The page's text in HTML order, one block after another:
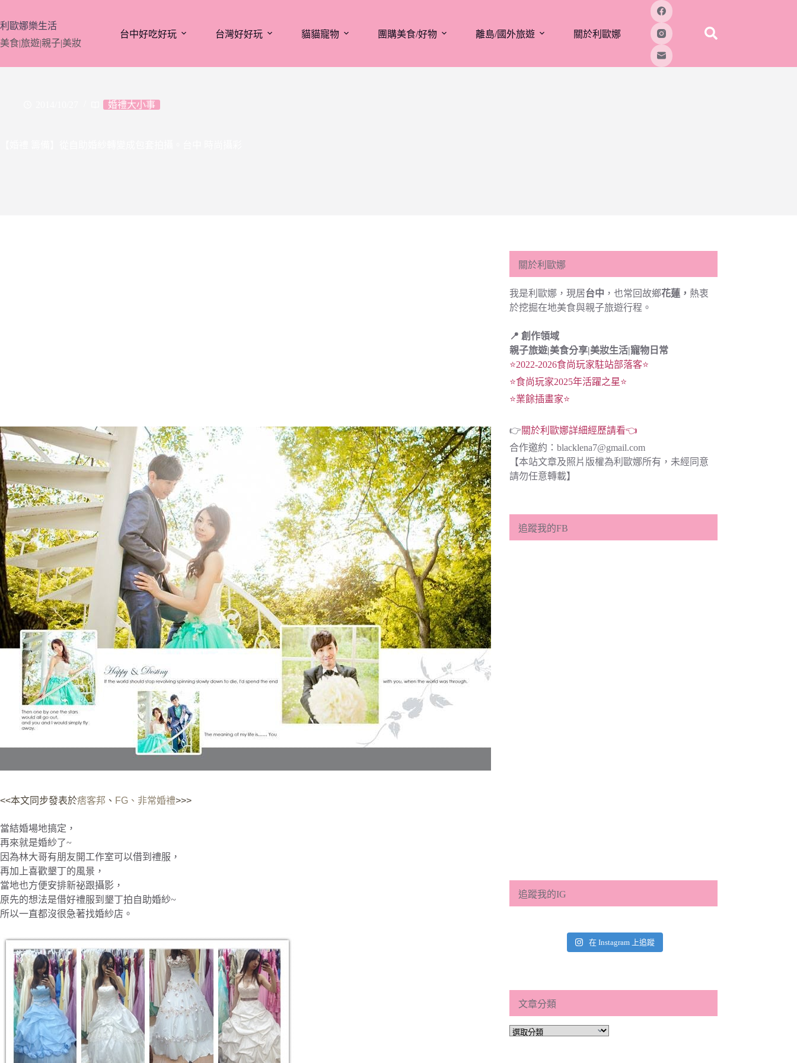
至
主
要
利歐娜樂生活
美食|旅遊|親子|美妝
台中好吃好玩 台灣好好玩 貓貓寵物 團購美食/好物 離島/國外旅遊 關於利歐娜
婚禮大小事
<<本文同步發表於痞客邦 、 FG、 非常婚禮>>>
當結婚場地搞定，
再來就是婚紗了~
因為林大哥有朋友開工作室可以借到禮服，
再加上喜歡墾丁的風景，
當地也方便安排新祕跟攝影，
原先的想法是借好禮服到墾丁拍自助婚紗~
所以一直都沒很急著找婚紗店。
關於利歐娜
我是利歐娜，現居台中 ，也常回故鄉花蓮， 熱衷
於挖掘在地美食與親子旅遊行程。
📍 創作領域
親子旅遊|美食分享|美妝生活|寵物日常
⭐2022-2026食尚玩家駐站部落客⭐
⭐食尚玩家2025年活躍之星⭐
⭐業餘插畫家⭐
👉關於利歐娜詳細經歷請看👈
合作邀約： blacklena7@gmail.com
【本站文章及照片版權為利歐娜所有，未經同意
請勿任意轉載】
追蹤我的FB
追蹤我的IG
在 Instagram 上追蹤
文章分類
文